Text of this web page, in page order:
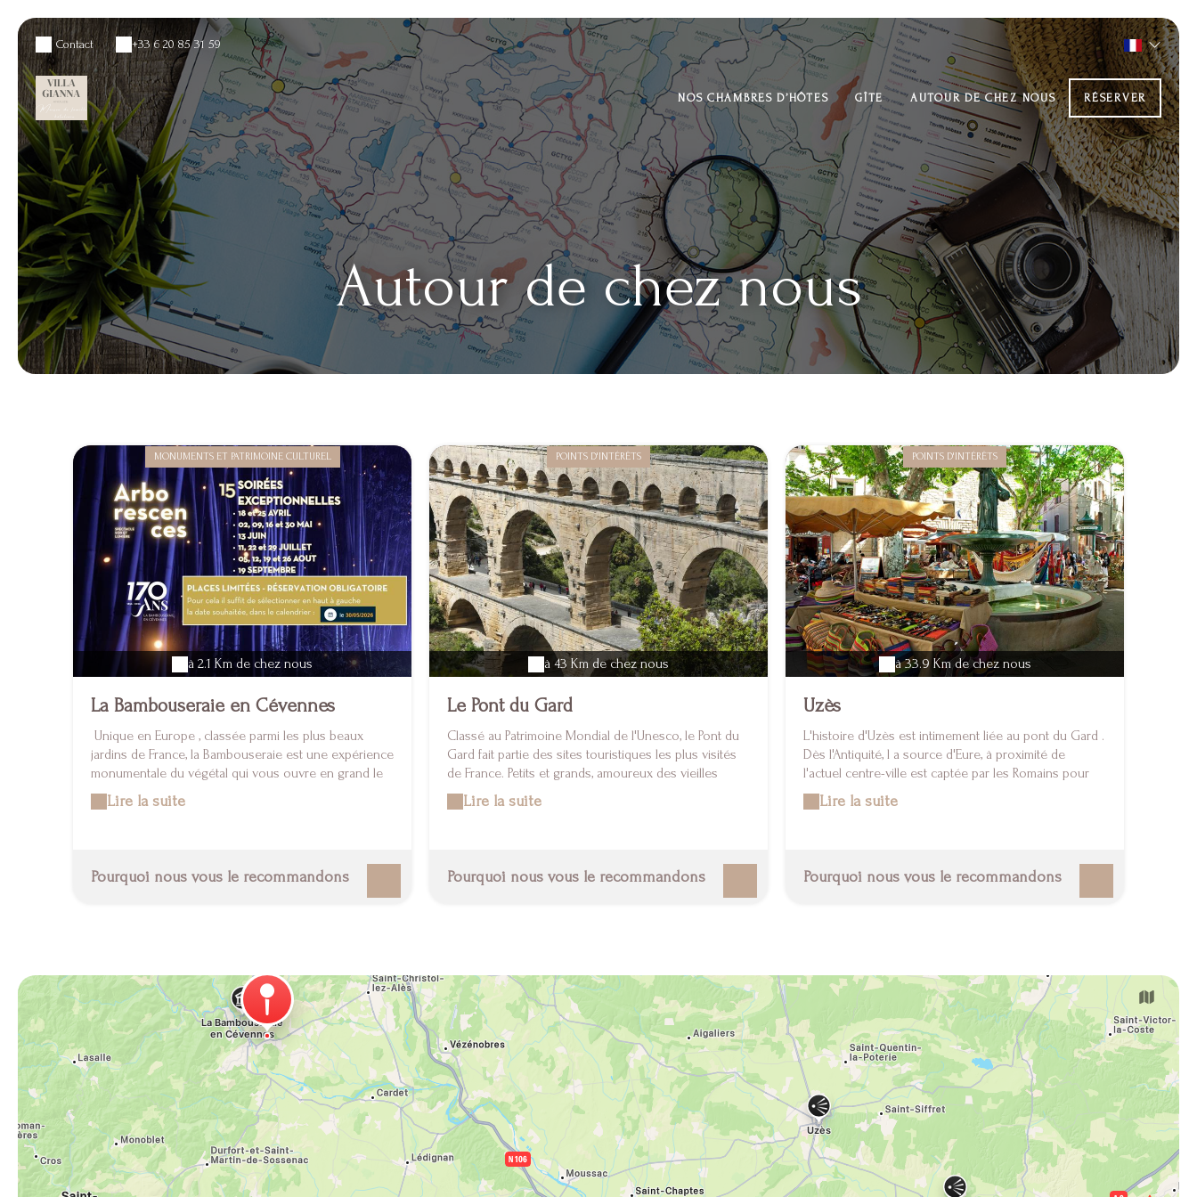
Contact +33 6 20 85 31 59
NOS CHAMBRES D’HÔTES GÎTE AUTOUR DE CHEZ NOUS RÉSERVER
Autour de chez nous
MONUMENTS ET PATRIMOINE CULTUREL
à 2.1 Km de chez nous
La Bambouseraie en Cévennes
Unique en Europe , classée parmi les plus beaux
jardins de France, la Bambouseraie est une expérience
monumentale du végétal qui vous ouvre en grand le
regard et le cœur. Promenades, contemplations,
rêveries, flâneries, jeux et joies des découvertes,
de 1000 variétés de bambous, fleurs rares et plantes
remarquables . Plus qu'un jardin, la Bambouseraie est
sent si petit face à l'immensité et la puissance de la
nature. Quoi de plus inattendu que de découvrir à la
porte des Cévennes cet écrin naturel dont la
promesse est bien plus grande que celle d'une prairie
de bambous. Une destination plurielle, dont les
surprises se renouvellent au gré des saisons, au gré
des escales où l'on s'arrête. À la Bambouseraie, vous
n'aurez pas fini de parcourir le monde. Retrouvez
toutes nos dates d'animations (ateliers pédagogiques,
concerts, exposition temporaire etc...) sur notre site :
http://bambouseraie.fr ou nos pages Facebook et
Instagram .
Lire la suite
Pourquoi nous vous le recommandons
POINTS D'INTÉRÊTS
à 43 Km de chez nous
Le Pont du Gard
Classé au Patrimoine Mondial de l'Unesco, le Pont du
Gard fait partie des sites touristiques les plus visités
de France. Petits et grands, amoureux des vieilles
pierres, contemplatifs ou sportifs, le célèbre
monument est une destination qui séduit tout le
civilisation gallo-romaine. Grâce à cette plongée dans
le temps, la construction de l'aqueduc n'aura plus de
forêt et du pastoralisme en pays méditerranéen,
promenez-vous au cœur de mémoires de garrigues.
Un parcours de 15 hectares à la rencontre des
oliviers, des vignes et des murs en pierres sèches,
symboles du paysage de la région. Au moment de
découvrir le pont, admirez aussi ces oliviers
millénaires, ayant traversé les siècles, tout comme la
construction en pierres qui se dresse devant vous.
Édifié au Ier siècle, le Pont du Gard est l'un des plus
spectaculaires monuments romains qui subsistent en
France. Enjambant le gardon, l'aqueduc permettait
durant l'Antiquité d'alimenter en eau de source la ville
Lire la suite
Pourquoi nous vous le recommandons
POINTS D'INTÉRÊTS
à 33.9 Km de chez nous
Uzès
L'histoire d'Uzès est intimement liée au pont du Gard .
Dès l'Antiquité, l a source d'Eure, à proximité de
l'actuel centre-ville est captée par les Romains pour
alimenter la ville de Nîmes . Ils construisent alors un
aqueduc de 50 km, avec comme joyau central, le Pont
ne manquera pas d'aller visiter ce site splendide,
distant d'une vingtaine de kilomètres. À vélo, on
premier duché de France. La famille d'Uzès possède
depuis plus de 1 000 ans cet édifice du centre-ville. Il
se visite et permet notamment d'admirer une très
belle vue sur Uzès, depuis la Tour Bermonde, dans
l'enceinte du château. La tour Fenestrelle, plus
discrète mais finement ouvragée, vaut le coup d'œil. Il
s'agit en réalité d'un clocher cylindrique, vestige d'une
cathédrale romane détruite par les huguenots au
XVIème siècle. À cette époque, la ville est la cinquième
ville protestante du royaume. Mais cette histoire et ce
patrimoine exceptionnel ne doivent pas occulter les
autres richesses de ce territoire. Parmi elles, de belles
Lire la suite
Pourquoi nous vous le recommandons